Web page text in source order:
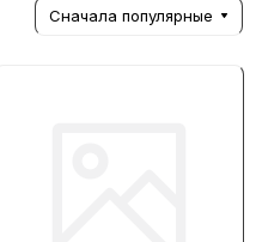
Сначала популярные